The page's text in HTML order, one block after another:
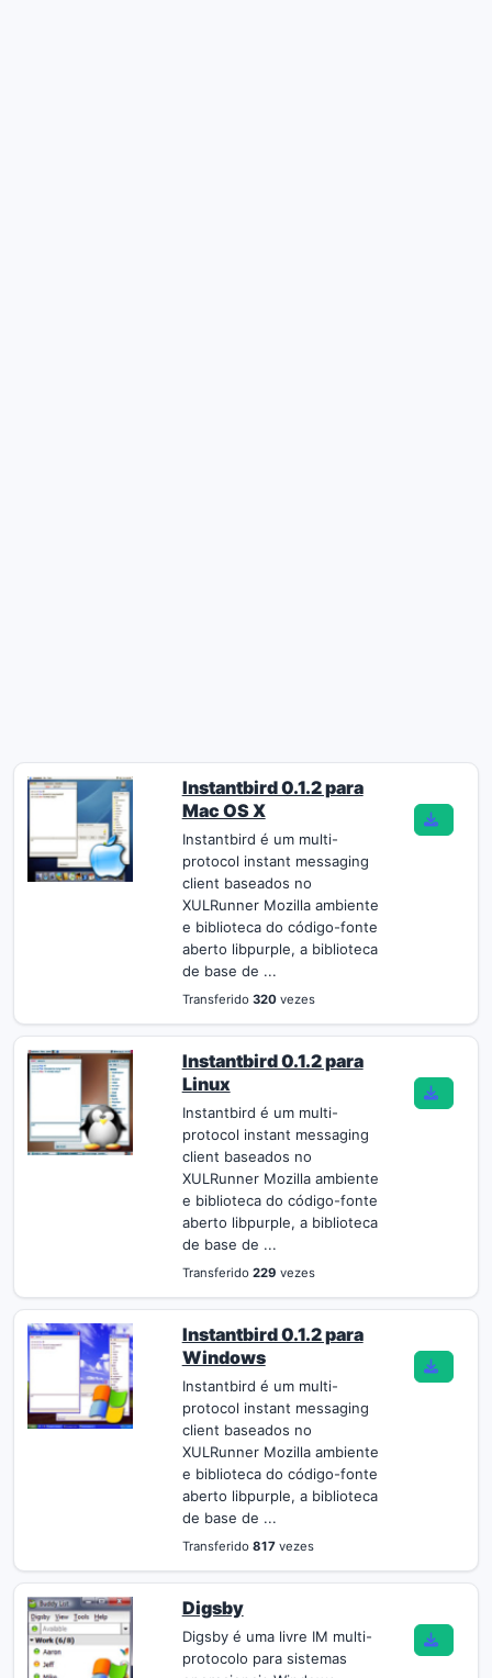
Instantbird 0.1.2 para
Mac OS X
Instantbird é um multi-
protocol instant messaging
client baseados no
XULRunner Mozilla ambiente
e biblioteca do código-fonte
aberto libpurple, a biblioteca
de base de ...
Transferido 320vezes
Instantbird 0.1.2 para
Linux
Instantbird é um multi-
protocol instant messaging
client baseados no
XULRunner Mozilla ambiente
e biblioteca do código-fonte
aberto libpurple, a biblioteca
de base de ...
Transferido 229 vezes
Instantbird 0.1.2 para
Windows
Instantbird é um multi-
protocol instant messaging
client baseados no
XULRunner Mozilla ambiente
e biblioteca do código-fonte
aberto libpurple, a biblioteca
de base de ...
Transferido 817vezes
Digsby
Digsby é uma livre IM multi-
protocolo para sistemas